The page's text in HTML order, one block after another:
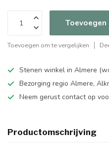
Toevoegen om te vergelijken
Stenen winkel in Almere
Bezorging regio Almere,
Neem gerust contact op
Productomschrijving